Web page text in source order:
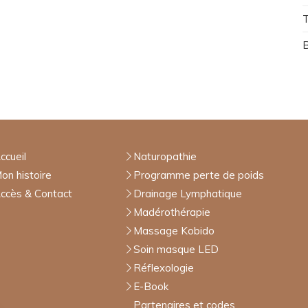
histoire
& Contact
Naturopathie
Programme perte de poids
Drainage Lymphatique
Madérothérapie
Massage Kobido
Soin masque LED
Réflexologie
E-Book
Partenaires et codes